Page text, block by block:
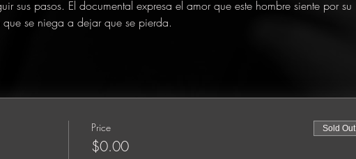
sus pasos. El documental expresa el amor que este hombre siente por su
se niega a dejar que se pierda.
Price
$0.00
Sold Out